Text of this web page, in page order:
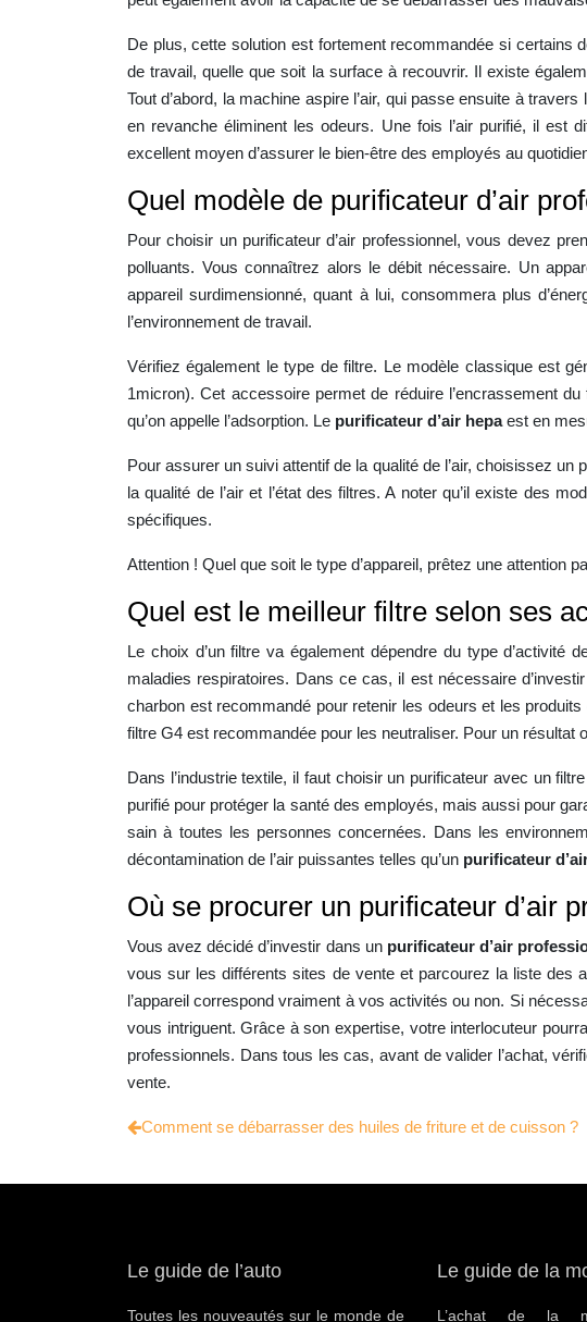
De plus, cette solution est fortement recommandée si
de travail, quelle que soit la surface à recouvrir. Il existe
Tout d’abord, la machine aspire l’air, qui passe ensuite à
en revanche éliminent les odeurs. Une fois l’air purifié, il est
excellent moyen d’assurer le bien-être des employés au
Quel modèle de purificateur d’air
Pour choisir un purificateur d’air professionnel, vous devez
polluants. Vous connaîtrez alors le débit nécessaire. Un
appareil surdimensionné, quant à lui, consommera plus
l’environnement de travail.
Vérifiez également le type de filtre. Le modèle classique est
1micron). Cet accessoire permet de réduire l’encrassement
qu’on appelle l’adsorption. Le purificateur d’air hepaest en
Pour assurer un suivi attentif de la qualité de l’air, choisissez
la qualité de l’air et l’état des filtres. A noter qu’il existe des
spécifiques.
Attention ! Quel que soit le type d’appareil, prêtez une attention
Quel est le meilleur filtre selon ses
Le choix d’un filtre va également dépendre du type d’activité
maladies respiratoires. Dans ce cas, il est nécessaire
charbon est recommandé pour retenir les odeurs et les
filtre G4 est recommandée pour les neutraliser. Pour un
Dans l’industrie textile, il faut choisir un purificateur avec un
purifié pour protéger la santé des employés, mais aussi pour
sain à toutes les personnes concernées. Dans les
décontamination de l’air puissantes telles qu’un purificateur
Où se procurer un purificateur d’air
Vous avez décidé d’investir dans unpurificateur d’air
vous sur les différents sites de vente et parcourez la liste des
l’appareil correspond vraiment à vos activités ou non. Si
vous intriguent. Grâce à son expertise, votre interlocuteur
professionnels. Dans tous les cas, avant de valider l’achat,
vente.
Comment se débarrasser des huiles de friture et de cuisson ?
Le guide de l’auto
Toutes les nouveautés sur le monde de
Le guide de la
L’achat de la